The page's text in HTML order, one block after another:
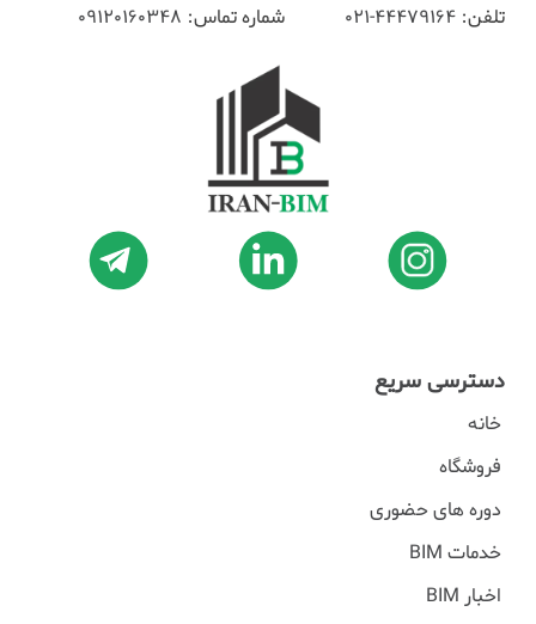
تلفن: 44479164-021 شماره تماس: 09120160348
دسترسی سریع
خانه
فروشگاه
دوره های حضوری
خدمات BIM
اخبار BIM